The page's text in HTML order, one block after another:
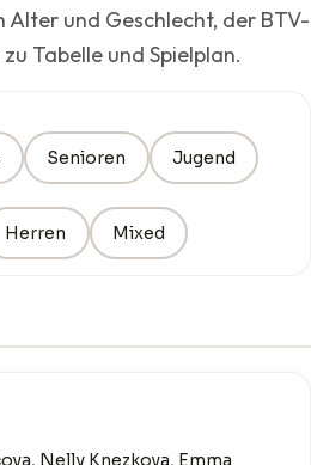
und Geschlecht, der BTV-
Tabelle und Spielplan.
Senioren Jugend
Herren Mixed
Nelly Knezkova, Emma